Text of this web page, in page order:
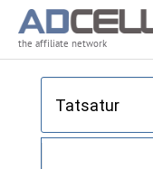
the affiliate network